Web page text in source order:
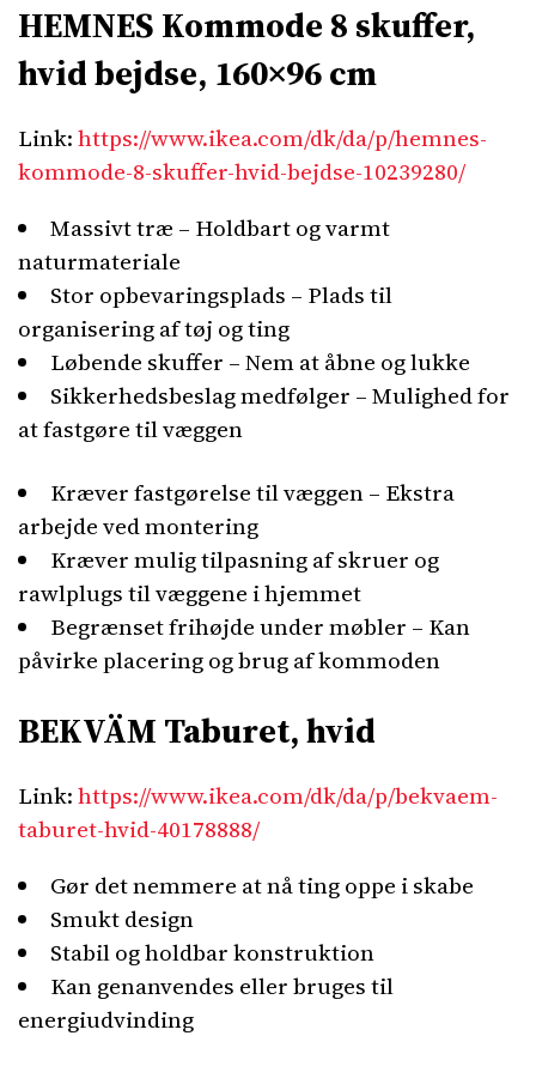
HEMNES Kommode 8 skuffer,
hvid bejdse, 160×96 cm
Link:https://www.ikea.com/dk/da/p/hemnes-
kommode-8-skuffer-hvid-bejdse-10239280/
Massivt træ – Holdbart og varmt
naturmateriale
Stor opbevaringsplads – Plads til
organisering af tøj og ting
Løbende skuffer – Nem at åbne og lukke
Sikkerhedsbeslag medfølger – Mulighed for
at fastgøre til væggen
Kræver fastgørelse til væggen – Ekstra
arbejde ved montering
Kræver mulig tilpasning af skruer og
rawlplugs til væggene i hjemmet
Begrænset frihøjde under møbler – Kan
påvirke placering og brug af kommoden
BEKVÄM Taburet, hvid
Link:https://www.ikea.com/dk/da/p/bekvaem-
taburet-hvid-40178888/
Gør det nemmere at nå ting oppe i skabe
Smukt design
Stabil og holdbar konstruktion
Kan genanvendes eller bruges til
energiudvinding